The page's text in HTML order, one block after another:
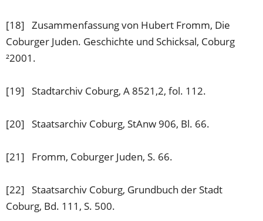
[18] Zusammenfassung von Hubert Fromm, Die
Coburger Juden. Geschichte und Schicksal, Coburg
²2001.
[19] Stadtarchiv Coburg, A 8521,2, fol. 112.
[20] Staatsarchiv Coburg, StAnw 906, Bl. 66.
[21] Fromm, Coburger Juden, S. 66.
[22] Staatsarchiv Coburg, Grundbuch der Stadt
Coburg, Bd. 111, S. 500.